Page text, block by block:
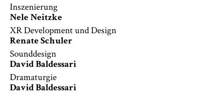
Safety-PDF
Inszenierung
Nele Neitzke
XR Development und Design
Renate Schuler
Sounddesign
David Baldessari
Dramaturgie
David Baldessari